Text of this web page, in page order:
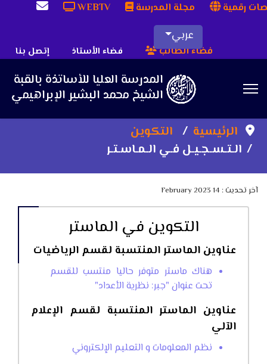
رقمية مجلة المدرسة WEBTV
عربي
إتصل بنا فضاء الأستاذ فضاء الطالب
الرئيسية
التكوين
الـتـسـجـيـل فـي الـمـاسـتـر
آخر تحديث : 14 February 2023
التكوين في الماستر
عناوين الماستر المنتسبة لقسم الرياضيات
هناك ماستر متوفر حاليا منتسب للقسم
تحت عنوان "جبر: نظرية الأعداد"
عناوين الماستر المنتسبة لقسم الإعلام
الآلي
نظم المعلومات و التعليم الإلكتروني